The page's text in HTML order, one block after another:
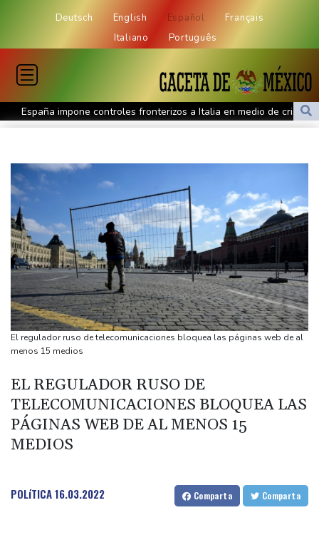
Deutsch English Español
Français
Italiano
Português
España impone controles fronterizos a Italia en medio de crisis
por migrantes
De la Espriella: un millonario pro-Trump en la presidencia de
Colombia
España lanza un ultimátum a Italia para que levante controles
fronterizos
Exabogado de Trump listo para ser confirmado como fiscal
general de EEUU
Muere el productor William Orbit, que colaboró con Madonna en
"Ray of Light"
Los rebeldes hutíes continúan su ofensiva en Yemen con
ataques en una región petrolera
otra cepa del ébola
Arabia Saudita, Pakistán y Turquía firman un pacto de defensa
en medio de la tensión con Irán
México y Perú restablecen sus relaciones diplomáticas tras una
El regulador ruso de telecomunicaciones bloquea las páginas web de al
menos 15 medios
EL REGULADOR RUSO DE
TELECOMUNICACIONES BLOQUEA LAS
PÁGINAS WEB DE AL MENOS 15
MEDIOS
POLíTICA16.03.2022 Comparta Comparta